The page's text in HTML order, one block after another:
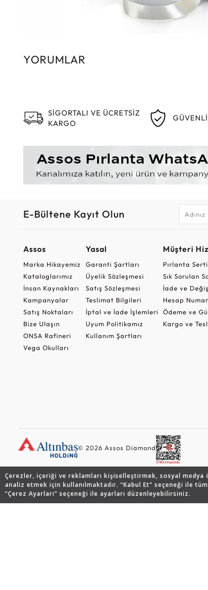
Çerezler, içeriği ve reklamları kişiselleştirmek, sosyal
analiz etmek için kullanılmaktadır. “Kabul Et” seçeneği ile
“Çerez Ayarları” seçeneği ile ayarları düzenleyebilirsiniz.
YORUMLAR
SİGORTALI VE ÜCRETSİZ
KARGO
E-Bültene Kayıt Olun
Assos
Marka Hikayemiz
Kataloglarımız
İnsan Kaynakları
Kampanyalar
Satış Noktaları
Bize Ulaşın
ONSA Rafineri
Vega Okulları
Yasal
Garanti Şartları
Üyelik Sözleşmesi
Satış Sözleşmesi
Teslimat Bilgileri
İptal ve İade İşlemleri
Uyum Politikamız
Kullanım Şartları
Müşteri
Pırlanta
Sık Sorulan
İade ve
Hesap
Ödeme ve
Kargo ve
© 2026 Assos Diamond